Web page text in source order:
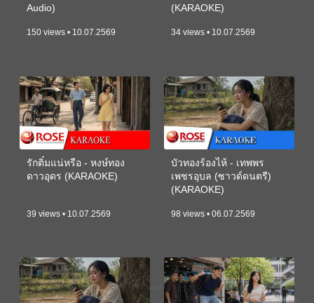
Audio)
150 views • 10.07.2569
(KARAOKE)
34 views • 10.07.2569
รักติ๋มแน่หรือ - หงษ์ทอง
ดาวอุดร (KARAOKE)
39 views • 10.07.2569
บัวทองร้องไห้ - เทพพร
เพชรอุบล (ซาวด์ดนตรี)
(KARAOKE)
98 views • 06.07.2569